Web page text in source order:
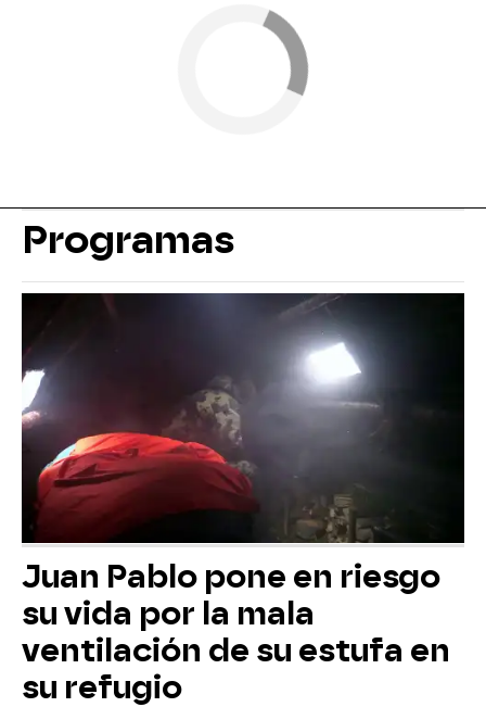
Programas
Juan Pablo pone en riesgo
su vida por la mala
ventilación de su estufa en
su refugio